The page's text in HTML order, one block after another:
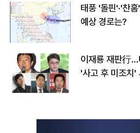
태풍 '돌핀'·'찬
예상 경로는?
이재룡 재판行…
'사고 후 미조치'